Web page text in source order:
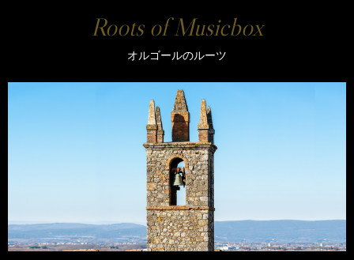
Roots of Musicbox
オルゴールのルーツ